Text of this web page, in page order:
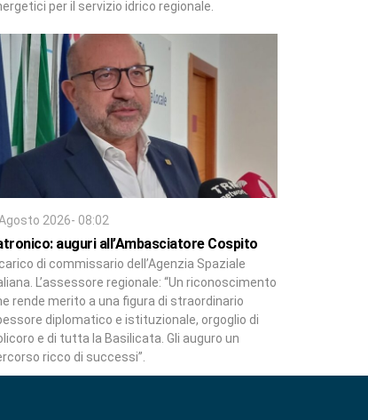
per il servizio idrico regionale.
2026- 08:02
auguri all’Ambasciatore Cospito
di commissario dell’Agenzia Spaziale
L’assessore regionale: “Un riconoscimento
rende merito a una figura di straordinario
diplomatico e istituzionale, orgoglio di
e di tutta la Basilicata. Gli auguro un
ricco di successi”.